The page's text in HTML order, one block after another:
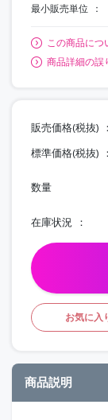
最小販売単位
この商品につ
商品詳細の誤
販売価格(税抜)
標準価格(税抜)
数量
在庫状況
お気に入
商品説明